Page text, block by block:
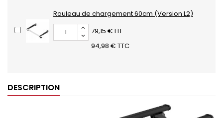
Rouleau de chargement 60cm (Version L2)
79,15 € HT
94,98 € TTC
DESCRIPTION